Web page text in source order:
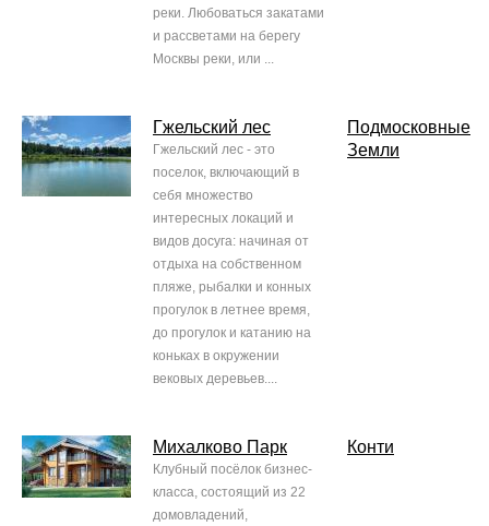
реки. Любоваться закатами
и рассветами на берегу
Москвы реки, или ...
Гжельский лес
Гжельский лес - это
поселок, включающий в
себя множество
интересных локаций и
видов досуга: начиная от
отдыха на собственном
пляже, рыбалки и конных
прогулок в летнее время,
до прогулок и катанию на
коньках в окружении
вековых деревьев....
Подмосковные
Земли
Михалково Парк
Клубный посёлок бизнес-
класса, состоящий из 22
домовладений,
Конти